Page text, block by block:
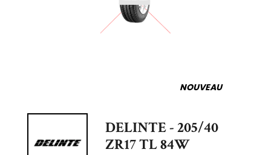
NOUVEAU
DELINTE - 205/40
ZR17 TL 84W